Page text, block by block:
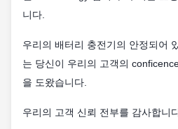
니다.
우리의 배터리 충전기의 안정되어
는 당신이 우리의 고객의
을 도왔습니다.
우리의 고객 신뢰 전부를 감사합니